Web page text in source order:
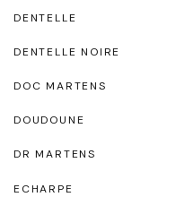
DENTELLE
DENTELLE NOIRE
DOC MARTENS
DOUDOUNE
DR MARTENS
ECHARPE